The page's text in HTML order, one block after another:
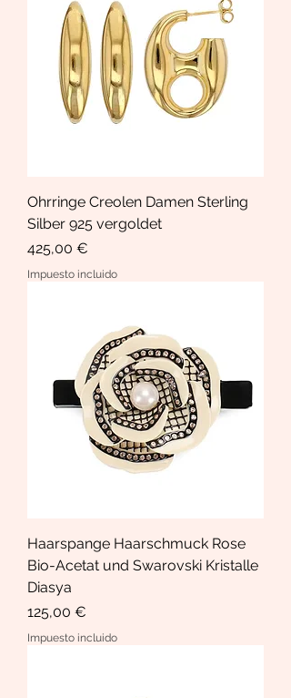
Ohrringe Creolen Damen Sterling
Silber 925 vergoldet
Precio
425,00 €
Impuesto incluido
Haarspange Haarschmuck Rose
Bio-Acetat und Swarovski Kristalle
Diasya
Precio
125,00 €
Impuesto incluido